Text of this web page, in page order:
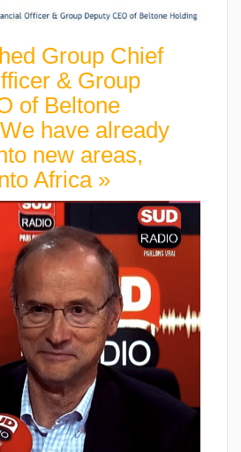
Group Chief
& Group
of Beltone
have already
new areas,
Africa »